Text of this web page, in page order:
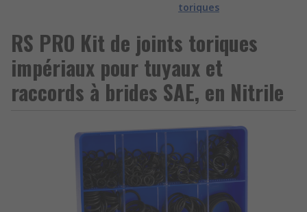
toriques
RS PRO Kit de joints toriques
impériaux pour tuyaux et
raccords à brides SAE, en Nitrile